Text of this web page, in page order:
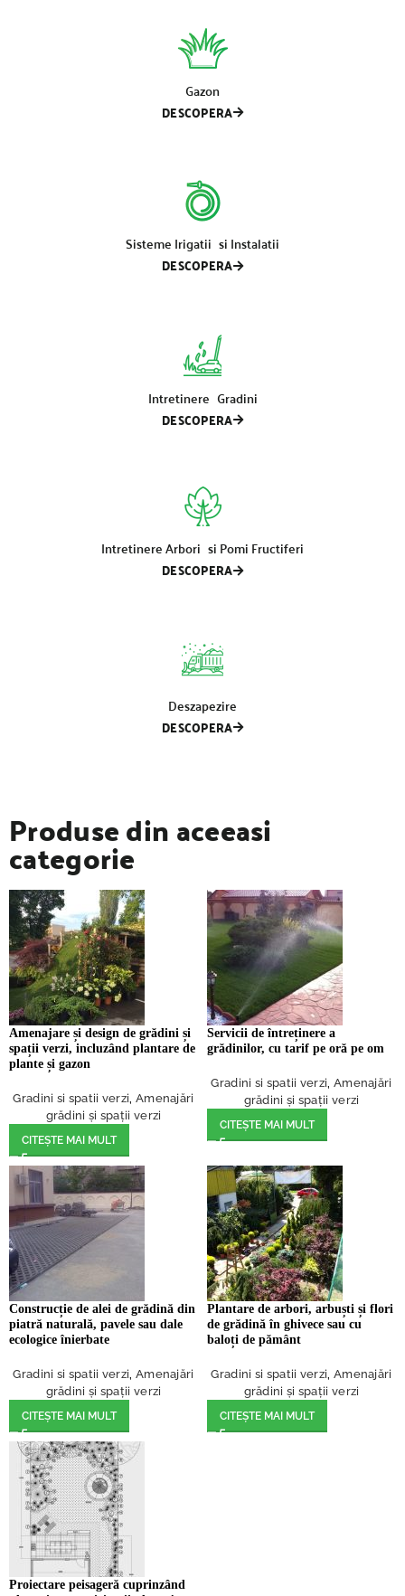
Gazon
DESCOPERA
Sisteme Irigatii si Instalatii
DESCOPERA
Intretinere Gradini
DESCOPERA
Intretinere Arbori si Pomi Fructiferi
DESCOPERA
Deszapezire
DESCOPERA
Produse din aceeasi
categorie
Amenajare și design de grădini și
spații verzi, incluzând plantare de
plante și gazon
Gradini si spatii verzi Amenajări
grădini și spații verzi
CITEȘTE MAI MULT
Servicii de întreținere a
grădinilor, cu tarif pe oră pe om
Gradini si spatii verzi Amenajări
grădini și spații verzi
CITEȘTE MAI MULT
Construcție de alei de grădină din
piatră naturală, pavele sau dale
ecologice înierbate
Gradini si spatii verzi Amenajări
grădini și spații verzi
CITEȘTE MAI MULT
Plantare de arbori, arbuști și flori
de grădină în ghivece sau cu
baloți de pământ
Gradini si spatii verzi Amenajări
grădini și spații verzi
CITEȘTE MAI MULT
Proiectare peisageră cuprinzând